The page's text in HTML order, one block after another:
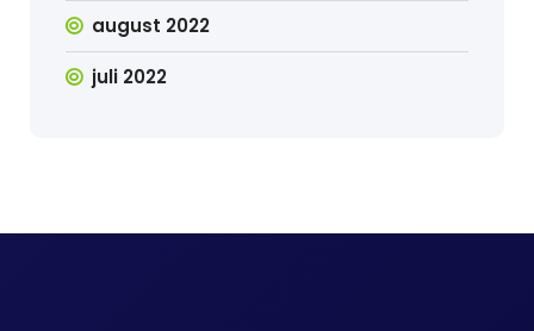
august 2022
juli 2022